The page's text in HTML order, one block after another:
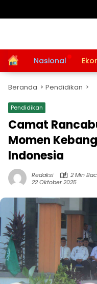
HomeNasional
Beranda Pendidikan
Pendidikan
Camat
Momen
Indonesia
Redaksi
2 Min
22 Oktober 2025